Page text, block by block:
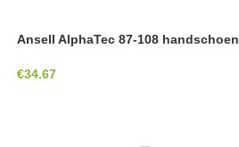
Ansell AlphaTec 87-108 handschoen
€34.67